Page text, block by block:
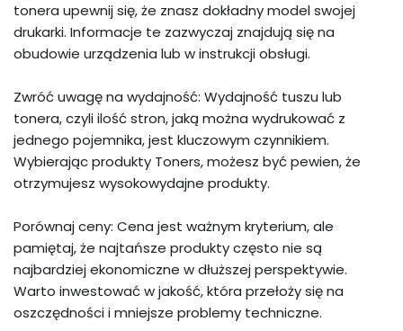
tonera upewnij się, że znasz dokładny model swojej
drukarki. Informacje te zazwyczaj znajdują się na
obudowie urządzenia lub w instrukcji obsługi.
Zwróć uwagę na wydajność: Wydajność tuszu lub
tonera, czyli ilość stron, jaką można wydrukować z
jednego pojemnika, jest kluczowym czynnikiem.
Wybierając produkty Toners, możesz być pewien, że
otrzymujesz wysokowydajne produkty.
Porównaj ceny: Cena jest ważnym kryterium, ale
pamiętaj, że najtańsze produkty często nie są
najbardziej ekonomiczne w dłuższej perspektywie.
Warto inwestować w jakość, która przełoży się na
oszczędności i mniejsze problemy techniczne.